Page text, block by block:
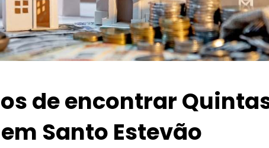
de encontrar
Santo Estevão